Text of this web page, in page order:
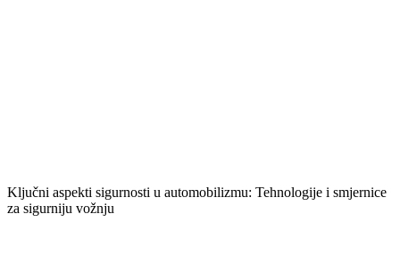
Ključni aspekti sigurnosti u automobilizmu: Tehnologije i smjernice
za sigurniju vožnju